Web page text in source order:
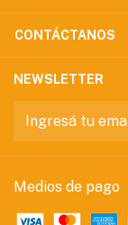
CONTÁCTANOS
NEWSLETTER
Medios de pago